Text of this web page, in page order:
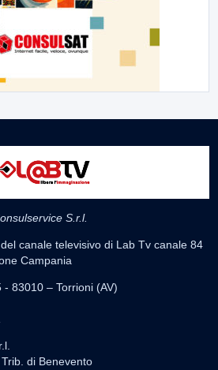
S.r.l.
canale televisivo di Lab Tv canale 84
Campania
83010 – Torrioni (AV)
di Benevento